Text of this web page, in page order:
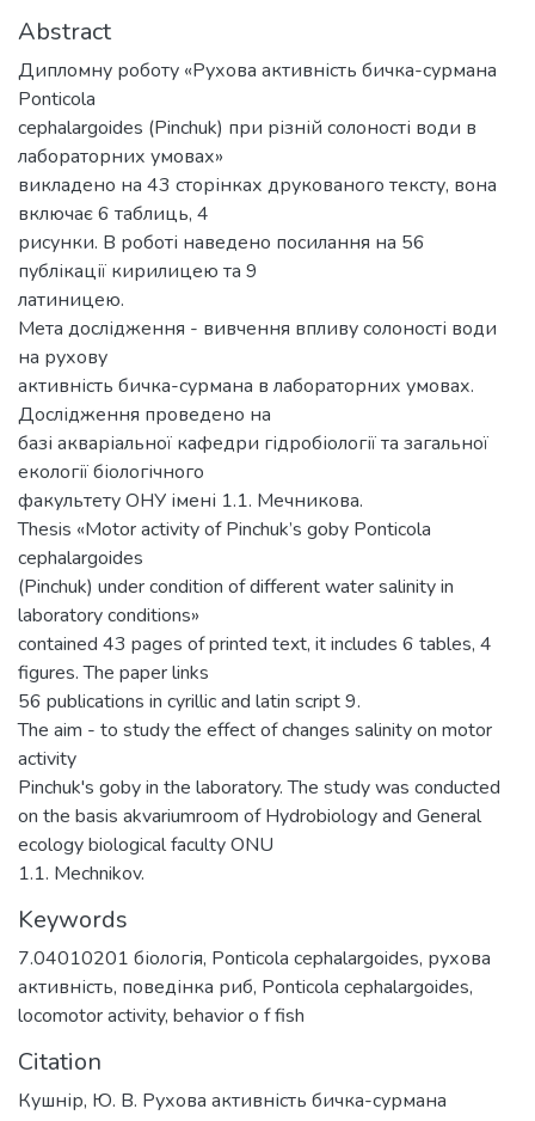
Abstract
Дипломну роботу «Рухова активність бичка-сурмана
Ponticola
cephalargoides (Pinchuk) при різній солоності води в
лабораторних умовах»
викладено на 43 сторінках друкованого тексту, вона
включає 6 таблиць, 4
рисунки. В роботі наведено посилання на 56
публікації кирилицею та 9
латиницею.
Мета дослідження - вивчення впливу солоності води
на рухову
активність бичка-сурмана в лабораторних умовах.
Дослідження проведено на
базі акваріальної кафедри гідробіології та загальної
екології біологічного
факультету ОНУ імені 1.1. Мечникова.
Thesis «Motor activity of Pinchuk’s goby Ponticola
cephalargoides
(Pinchuk) under condition of different water salinity in
laboratory conditions»
contained 43 pages of printed text, it includes 6 tables, 4
figures. The paper links
56 publications in cyrillic and latin script 9.
The aim - to study the effect of changes salinity on motor
activity
Pinchuk's goby in the laboratory. The study was conducted
on the basis akvariumroom of Hydrobiology and General
ecology biological faculty ONU
1.1. Mechnikov.
Keywords
7.04010201 біологія, Ponticola cephalargoides, рухова
активність, поведінка риб, Ponticola cephalargoides,
locomotor activity, behavior o f fish
Citation
Кушнір, Ю. В. Рухова активність бичка-сурмана